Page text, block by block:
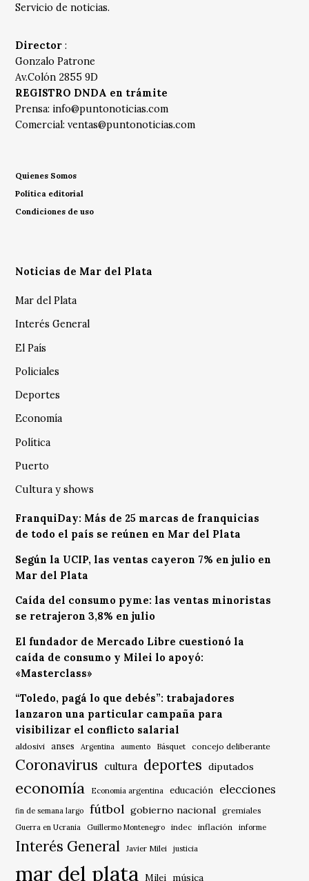
Servicio de noticias.
Director :
Gonzalo Patrone
Av.Colón 2855 9D
REGISTRO DNDA en trámite
Prensa: info@puntonoticias.com
Comercial:ventas@puntonoticias.com
Quienes Somos
Política editorial
Condiciones de uso
Noticias de Mar del Plata
Mar del Plata
Interés General
El País
Policiales
Deportes
Economía
Política
Puerto
Cultura y shows
FranquiDay: Más de 25 marcas de franquicias
de todo el país se reúnen en Mar del Plata
Según la UCIP, las ventas cayeron 7% en julio en
Mar del Plata
Caída del consumo pyme: las ventas minoristas
se retrajeron 3,8% en julio
El fundador de Mercado Libre cuestionó la
caída de consumo y Milei lo apoyó:
«Masterclass»
“Toledo, pagá lo que debés”: trabajadores
lanzaron una particular campaña para
visibilizar el conflicto salarial
aldosivi anses Argentina aumento Básquet concejo deliberante
Coronavirus cultura deportes diputados
economía Economía argentina educación elecciones
fin de semana largo fútbol gobierno nacional gremiales
Guerra en Ucrania Guillermo Montenegro indec inflación informe
Interés General Javier Milei justicia
mar del plata Milei música